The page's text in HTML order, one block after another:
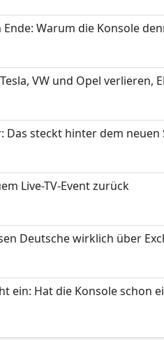
Warum die Konsole
VW und Opel verlieren,
Das steckt hinter dem neuen
Live-TV-Event zurück
Deutsche wirklich über
ein: Hat die Konsole schon